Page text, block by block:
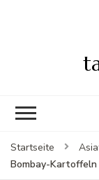
Startseite
Bombay-